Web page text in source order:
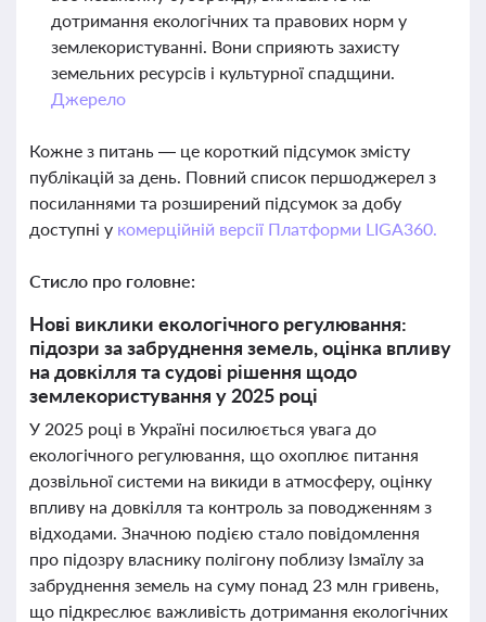
дотримання екологічних та правових норм у
землекористуванні. Вони сприяють захисту
земельних ресурсів і культурної спадщини.
Джерело
Кожне з питань — це короткий підсумок змісту
публікацій за день. Повний список першоджерел з
посиланнями та розширений підсумок за добу
доступні у комерційній версії Платформи LIGA360.
Стисло про головне:
Нові виклики екологічного регулювання:
підозри за забруднення земель, оцінка впливу
на довкілля та судові рішення щодо
землекористування у 2025 році
У 2025 році в Україні посилюється увага до
екологічного регулювання, що охоплює питання
дозвільної системи на викиди в атмосферу, оцінку
впливу на довкілля та контроль за поводженням з
відходами. Значною подією стало повідомлення
про підозру власнику полігону поблизу Ізмаїлу за
забруднення земель на суму понад 23 млн гривень,
що підкреслює важливість дотримання екологічних